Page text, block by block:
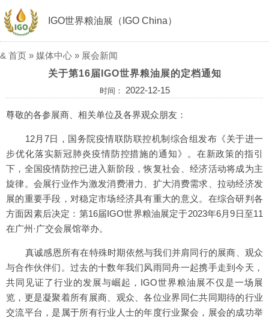
IGO世界粮油展（IGO China）
& 首页 » 媒体中心 » 展会新闻
关于第16届IGO世界粮油展的定档通知
时间： 2022-12-15
尊敬的各参展商、相关单位及各界观众朋友：
12月7日，国务院疫情联防联控机制综合组发布《关于进一
步优化落实新冠肺炎疫情防控措施的通知》。在新政策的指引
下，全国疫情防控已进入新阶段，恢复社会、经济活动将成为主
旋律。会展行业作为激发消费潜力、扩大消费需求、拉动经济发
展的重要手段，对稳定市场经济具有重大的意义。在综合研判各
方面因素后决定：第16届IGO世界粮油展定于2023年6月9日至11
在广州·广交会展馆举办。
真诚感恩所有在特殊时期依然与我们并肩同行的展商、观众
与合作伙伴们。过去的十数年我们风雨同舟一起携手走到今天，
共同见证了行业的发展与崛起，IGO世界粮油展不仅是一场展
览，更是凝聚着所有展商、观众、各位业界同仁共同期待的行业
交流平台，是属于所有行业人士的年度行业聚会，展会的成功举